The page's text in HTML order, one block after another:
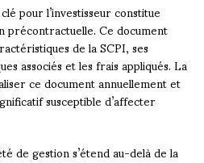
pour l’investisseur constitue
Ce document
de la SCPI, ses
associés et les frais appliqués. La
ce document annuellement et
susceptible d’affecter
de gestion s’étend au-delà de la